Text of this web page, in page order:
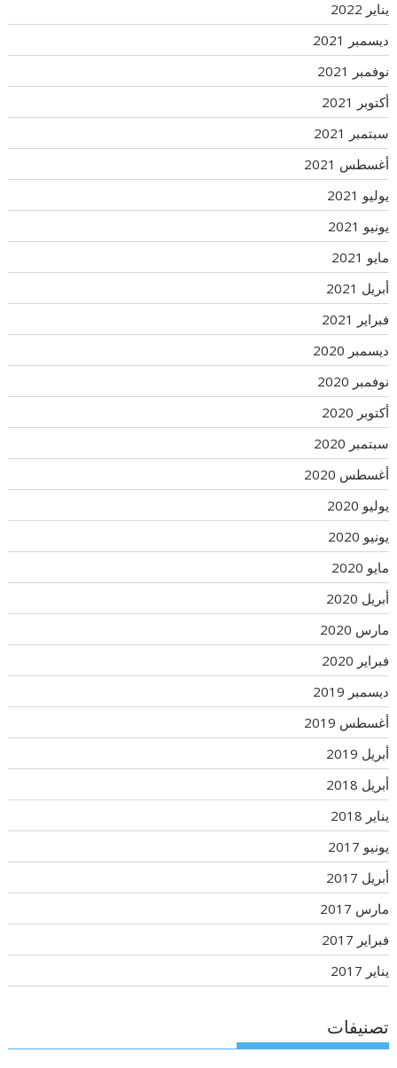
يناير 2022
ديسمبر 2021
نوفمبر 2021
أكتوبر 2021
سبتمبر 2021
أغسطس 2021
يوليو 2021
يونيو 2021
مايو 2021
أبريل 2021
فبراير 2021
ديسمبر 2020
نوفمبر 2020
أكتوبر 2020
سبتمبر 2020
أغسطس 2020
يوليو 2020
يونيو 2020
مايو 2020
أبريل 2020
مارس 2020
فبراير 2020
ديسمبر 2019
أغسطس 2019
أبريل 2019
أبريل 2018
يناير 2018
يونيو 2017
أبريل 2017
مارس 2017
فبراير 2017
يناير 2017
تصنيفات